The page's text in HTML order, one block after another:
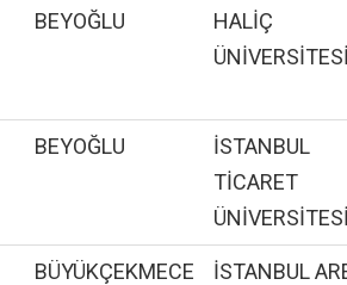
BEYOĞLU
HALİÇ
BEYOĞLU
İSTANBUL
TİCARET
BÜYÜKÇEKMECE
İSTANBUL